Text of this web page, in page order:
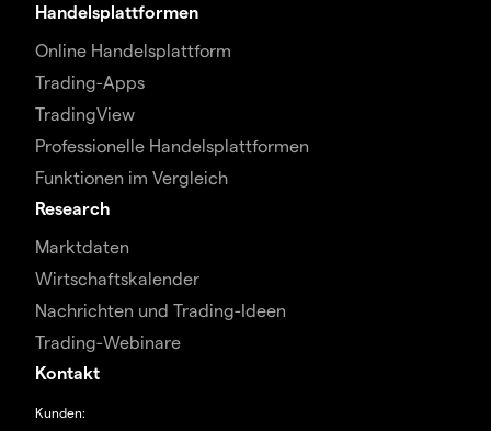
Handelsplattformen
Online Handelsplattform
Trading-Apps
TradingView
Professionelle Handelsplattformen
Funktionen im Vergleich
Research
Marktdaten
Wirtschaftskalender
Nachrichten und Trading-Ideen
Trading-Webinare
Kontakt
Kunden: